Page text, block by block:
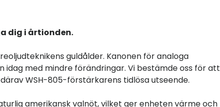
dig i årtionden.
guldålder. Kanonen för analoga
med mindre förändringar. Vi bestämde oss för att
WSH-805-förstärkarens tidlösa utseende.
amerikansk valnöt, vilket ger enheten värme och